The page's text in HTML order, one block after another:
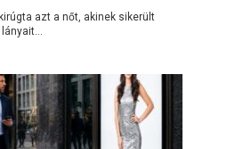
azt a nőt, akinek sikerült
lányait…